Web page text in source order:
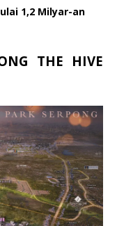
1,2 Milyar-an
THE HIVE